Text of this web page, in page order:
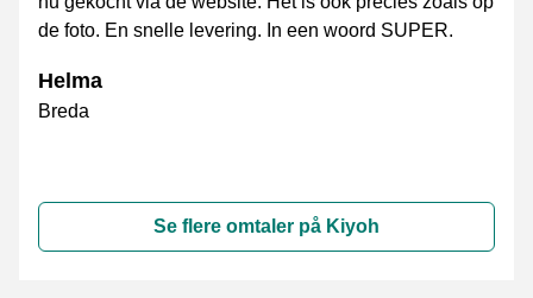
de foto. En snelle levering. In een woord SUPER.
Helma
Breda
Se flere omtaler på Kiyoh